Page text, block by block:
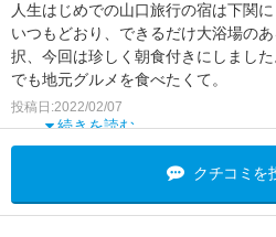
人生はじめでの山口旅行の宿は下関に
いつもどおり、できるだけ大浴場の
択、今回は珍しく朝食付きにしまし
でも地元グルメを食べたくて。
ホテル自体も新しいため、浴場
続きを読む
投稿日:2022/02/07
クチコミを